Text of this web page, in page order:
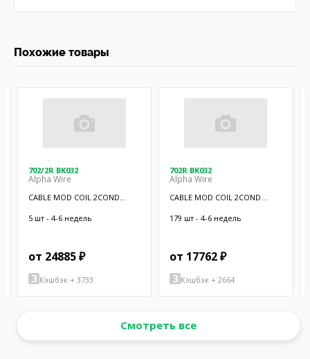
Похожие товары
702/2R BK032
Alpha Wire
CABLE MOD COIL 2COND
5 шт - 4-6 недель
от 24885 ₽
Кэшбэк + 3733
702R BK032
Alpha Wire
CABLE MOD COIL 2COND
179 шт - 4-6 недель
от 17762 ₽
Кэшбэк + 2664
Смотреть все